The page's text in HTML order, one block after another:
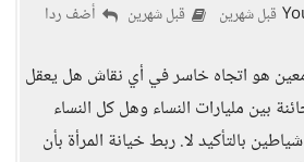
قبل شهرين قبل شهرين أضف ردا
هو اتجاه خاسر في أي نقاش هل يعقل
بين مليارات النساء وهل كل النساء
بالتأكيد لا. ربط خيانة المرأة بأن